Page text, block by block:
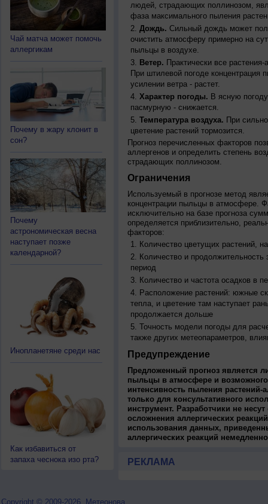
Чай матча может помочь
аллергикам
Почему в жару клонит в
сон?
Почему
астрономическая весна
наступает позже
календарной?
Инопланетяне среди нас
Как избавиться от
запаха чеснока изо рта?
людей, страдающих поллинозом,
фаза максимального пыления
Дождь. Сильный дождь может
очистить атмосферу примерно на
пыльцы в воздухе.
Ветер. Практически все
При штилевой погоде
усилении ветра - растет.
Характер погоды. В ясную
пасмурную - снижается.
Температура воздуха. При
цветение растений тормозится.
Прогноз перечисленных факторов
аллергенов и определить степень
страдающих поллинозом.
Ограничения
Используемый в прогнозе метод
концентрации пыльцы в атмосфере.
исключительно на базе прогноза
определяется приблизительно,
факторов:
Количество цветущих растений,
Количество и продолжительность
период
Количество и частота осадков в
Расположение растений: южные
тепла, и цветение там наступает
продолжается дольше
Точность модели погоды для
также других метеопараметров,
Предупреждение
Предложенный прогноз является
пыльцы в атмосфере и
интенсивность пыления растений-
только для консультативного
инструмент. Разработчики не
осложнения аллергических
использования данных,
аллергических реакций
РЕКЛАМА
Copyright © 2009-2026, Метеонова